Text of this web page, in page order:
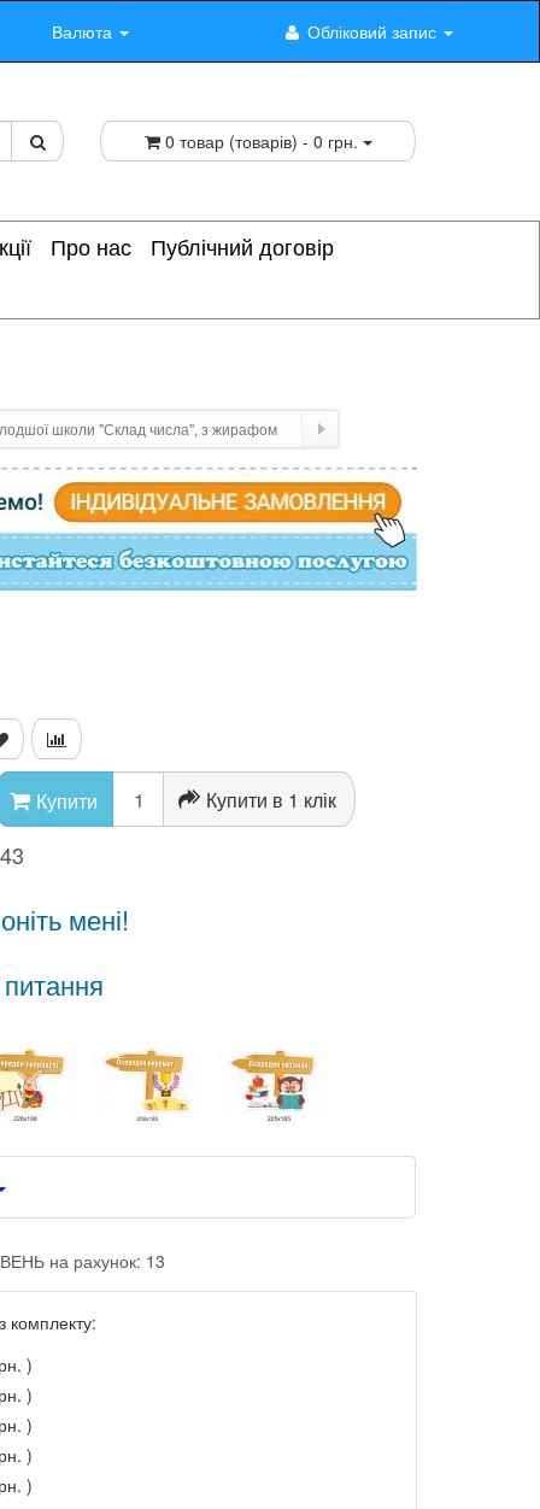
Валюта Обліковий запис
0 товар (товарів) - 0 грн.
Про нас
Публічний договір
школи "Склад числа", з жирафом
Купити Купити в 1 клік
мені!
на рахунок: 13
комплекту:
)
)
)
)
)